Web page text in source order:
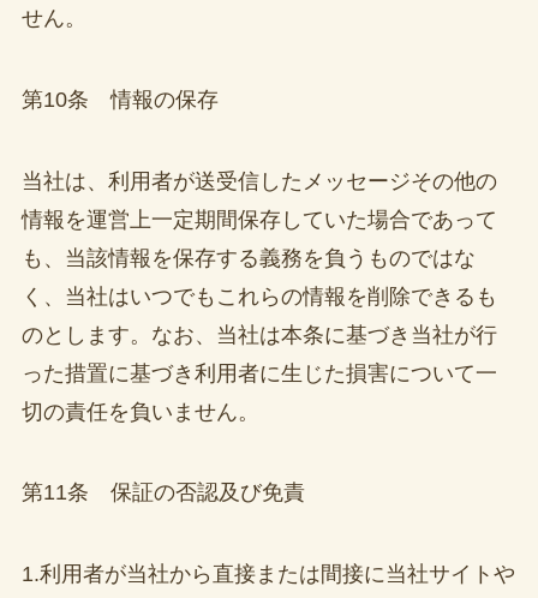
せん。
第10条 情報の保存
当社は、利用者が送受信したメッセージその他の
情報を運営上一定期間保存していた場合であって
も、当該情報を保存する義務を負うものではな
く、当社はいつでもこれらの情報を削除できるも
のとします。なお、当社は本条に基づき当社が行
った措置に基づき利用者に生じた損害について一
切の責任を負いません。
第11条 保証の否認及び免責
1.利用者が当社から直接または間接に当社サイトや